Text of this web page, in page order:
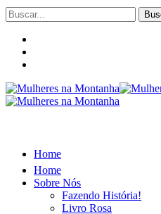
Buscar
por:
Home
Home
Sobre Nós
Fazendo História!
Livro Rosa